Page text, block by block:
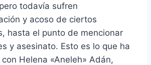
todavía sufren
y acoso de ciertos
hasta el punto de mencionar
y asesinato. Esto es lo que ha
Helena «Aneleh» Adán,